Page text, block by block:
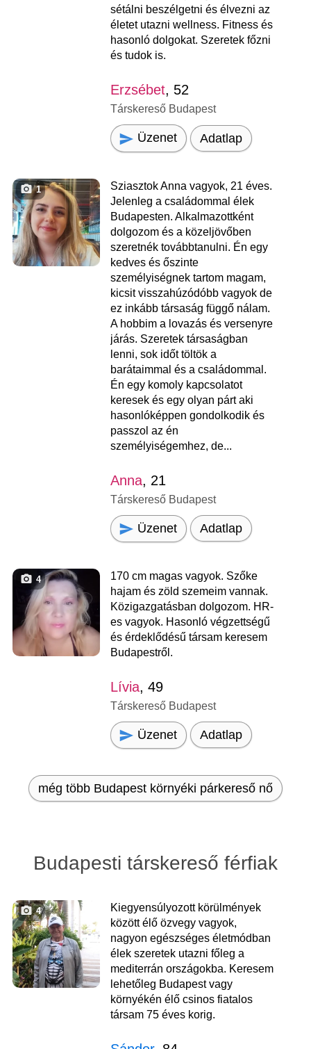
sétálni beszélgetni és élvezni az
életet utazni wellness. Fitness és
hasonló dolgokat. Szeretek főzni
és tudok is.
Erzsébet, 52
Társkereső Budapest
Üzenet Adatlap
1
Sziasztok Anna vagyok, 21 éves.
Jelenleg a családommal élek
Budapesten. Alkalmazottként
dolgozom és a közeljövőben
szeretnék továbbtanulni. Én egy
kedves és őszinte
személyiségnek tartom magam,
kicsit visszahúzódóbb vagyok de
ez inkább társaság függő nálam.
A hobbim a lovazás és versenyre
járás. Szeretek társaságban
lenni, sok időt töltök a
barátaimmal és a családommal.
Én egy komoly kapcsolatot
keresek és egy olyan párt aki
hasonlóképpen gondolkodik és
passzol az én
személyiségemhez, de...
Anna, 21
Társkereső Budapest
Üzenet Adatlap
4
170 cm magas vagyok. Szőke
hajam és zöld szemeim vannak.
Közigazgatásban dolgozom. HR-
es vagyok. Hasonló végzettségű
és érdeklődésű társam keresem
Budapestről.
Lívia, 49
Társkereső Budapest
Üzenet Adatlap
még több Budapest környéki párkereső nő
Budapesti társkereső férfiak
4
Kiegyensúlyozott körülmények
között élő özvegy vagyok,
nagyon egészséges életmódban
élek szeretek utazni főleg a
mediterrán országokba. Keresem
lehetőleg Budapest vagy
környékén élő csinos fiatalos
társam 75 éves korig.